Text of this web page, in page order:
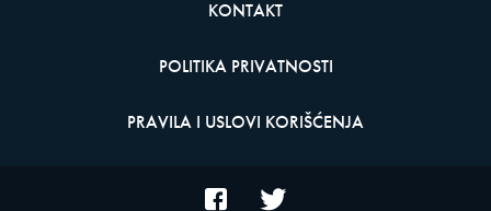
KONTAKT
POLITIKA PRIVATNOSTI
PRAVILA I USLOVI KORIŠĆENJA